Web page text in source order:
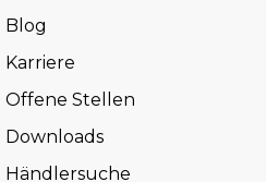
Blog
Karriere
Offene Stellen
Downloads
Händlersuche